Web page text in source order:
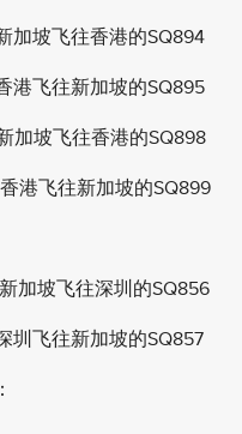
坡飞往香港的SQ894
飞往新加坡的SQ895
坡飞往香港的SQ898
飞往新加坡的SQ899
坡飞往深圳的SQ856
飞往新加坡的SQ857